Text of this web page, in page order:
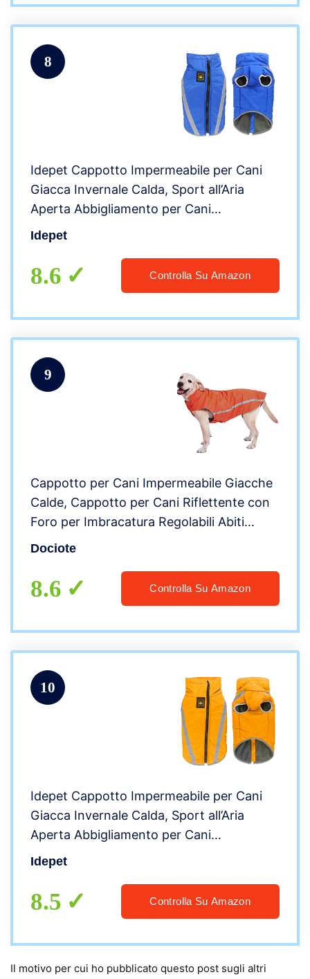
8
Idepet Cappotto Impermeabile per Cani
Giacca Invernale Calda, Sport all’Aria
Aperta Abbigliamento per Cani
Impermeabile Gilet per Cani di Taglia
Idepet
8.6 Controlla Su Amazon
9
Cappotto per Cani Impermeabile Giacche
Calde, Cappotto per Cani Riflettente con
Foro per Imbracatura Regolabili Abiti
Invernali Morbidi Foderato in Pile per Cani
Dociote
8.6 Controlla Su Amazon
10
Idepet Cappotto Impermeabile per Cani
Giacca Invernale Calda, Sport all’Aria
Aperta Abbigliamento per Cani
Impermeabile Gilet per Cani di Taglia
Idepet
8.5 Controlla Su Amazon
Il motivo per cui ho pubblicato questo post sugli altri